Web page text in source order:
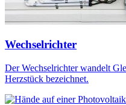
Wechselrichter
Der Wechselrichter wandelt
Herzstück bezeichnet.